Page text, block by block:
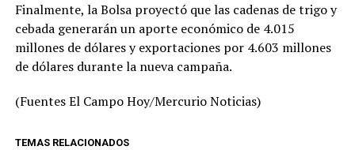
Finalmente, la Bolsa proyectó que las cadenas de trigo y
cebada generarán un aporte económico de 4.015
millones de dólares y exportaciones por 4.603 millones
de dólares durante la nueva campaña.
(Fuentes El Campo Hoy/Mercurio Noticias)
TEMAS RELACIONADOS